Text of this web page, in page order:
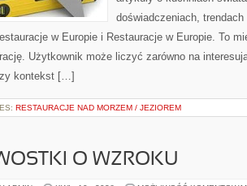
doświadczeniach,
w Europie i Restauracje w Europie. To
Użytkownik może liczyć zarówno na
kontekst […]
RESTAURACJE NAD MORZEM / JEZIOREM
O WZROKU